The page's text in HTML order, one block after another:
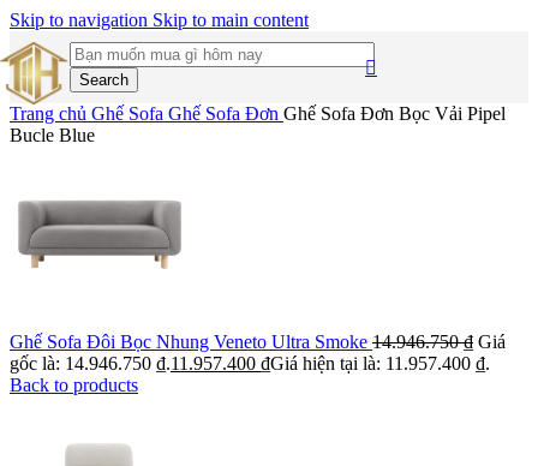
Skip to navigation Skip to main content
Search
Trang chủ Ghế Sofa Ghế Sofa Đơn Ghế Sofa Đơn Bọc Vải Pipel
Bucle Blue
Ghế Sofa Đôi Bọc Nhung Veneto Ultra Smoke 14.946.750₫ Giá
gốc là: 14.946.750 ₫.11.957.400 ₫Giá hiện tại là: 11.957.400 ₫.
Back to products